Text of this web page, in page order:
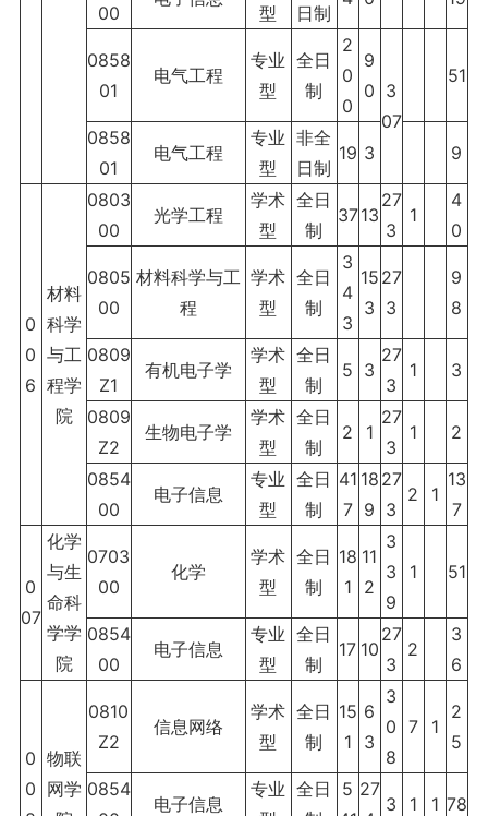
00
型
日制
0858
01
电气工程
专业
型
全日
制
2
0
0
9
0 3
07
51
0858
01
电气工程
专业
型
非全
日制
19 3 9
0
0
6
材料
科学
与工
程学
院
0803
00
光学工程
学术
型
全日
制
3713
27
3
1
4
0
0805
00
材料科学与工
程
学术
型
全日
制
3
4
3
15
3
27
3
9
8
0809
Z1
有机电子学
学术
型
全日
制
5 3
27
3
1 3
0809
Z2
生物电子学
学术
型
全日
制
2 1
27
3
1 2
0854
00
电子信息
专业
型
全日
制
41
7
18
9
27
3
2 1
13
7
0
07
化学
与生
命科
学学
院
0703
00
化学
学术
型
全日
制
18
1
11
2
3
3
9
1 51
0854
00
电子信息
专业
型
全日
制
17 10
27
3
2
3
6
0
0
物联
网学
0810
Z2
信息网络
学术
型
全日
制
15
1
6
3
3
0
8
7 1
2
5
0854
电子信息
专业 全日
5 27
3 1 1 78